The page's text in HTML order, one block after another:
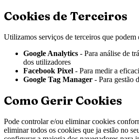
Cookies de Terceiros
Utilizamos serviços de terceiros que
Google Analytics - Para análise de
dos utilizadores
Facebook Pixel - Para medir a
Google Tag Manager - Para gestão
Como Gerir Cookies
Pode controlar e/ou eliminar cookies
eliminar todos os cookies que ja estão no